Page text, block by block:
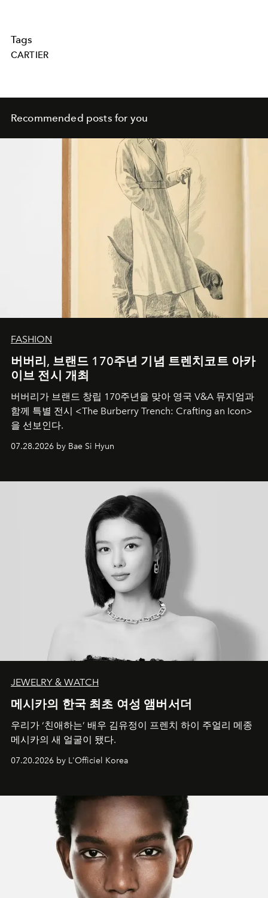
Tags
CARTIER
Recommended posts for you
FASHION
버버리, 브랜드 170주년 기념 트렌치코트 아카
이브 전시 개최
버버리가 브랜드 창립 170주년을 맞아 영국 V&A 뮤지엄과
함께 특별 전시 <The Burberry Trench: Crafting an Icon>
을 선보인다.
07.28.2026 by Bae Si Hyun
JEWELRY & WATCH
메시카의 한국 최초 여성 앰버서더
우리가 ‘친애하는’ 배우 김유정이 프렌치 하이 주얼리 메종
메시카의 새 얼굴이 됐다.
07.20.2026 by L'Officiel Korea